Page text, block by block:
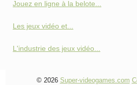
Jouez en ligne à la belote...
Les jeux vidéo et...
L'industrie des jeux vidéo...
© 2026 Super-videogames.com